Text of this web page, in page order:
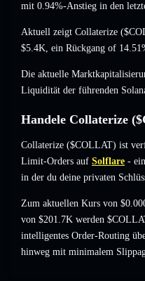
mit 0.94%-Anstieg in den
Aktuell zeigt Collaterize
$5.4K, ein Rückgang of
Die aktuelle
Liquidität der führenden
Handele Collaterize
Collaterize ($COLLAT) ist
Limit-Orders auf Solflare -
in der du deine privaten
Zum aktuellen Kurs von
von $201.7K werden
intelligentes Order-Routing
hinweg mit minimalem